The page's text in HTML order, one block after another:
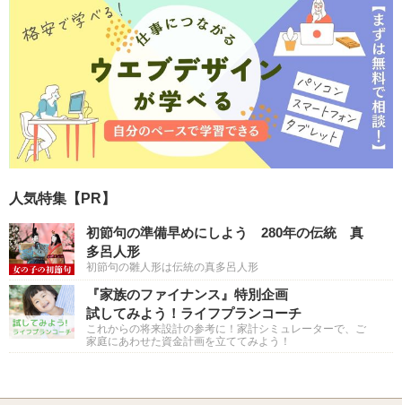
人気特集【PR】
初節句の準備早めにしよう 280年の伝統 真
多呂人形
初節句の雛人形は伝統の真多呂人形
『家族のファイナンス』特別企画
試してみよう！ライフプランコーチ
これからの将来設計の参考に！家計シミュレーターで、ご
家庭にあわせた資金計画を立ててみよう！